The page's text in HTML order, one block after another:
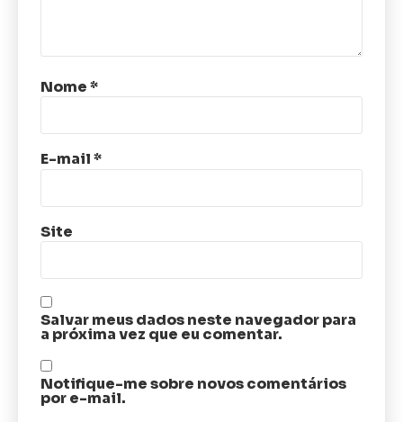
Nome*
E-mail*
Site
Salvar meus dados neste navegador para
a próxima vez que eu comentar.
Notifique-me sobre novos comentários
por e-mail.